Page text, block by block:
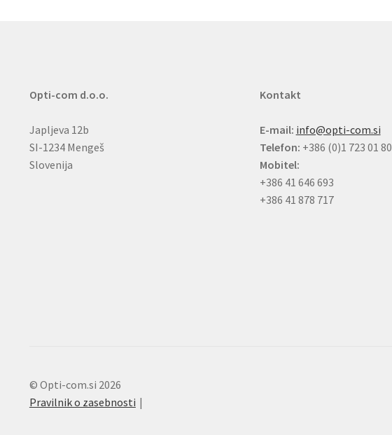
Opti-com d.o.o.
Japljeva 12b
SI-1234 Mengeš
Slovenija
Kontakt
E-mail: info@opti-com.si
Telefon: +386 (0)1 723 01 80
Mobitel:
+386 41 646 693
+386 41 878 717
© Opti-com.si 2026
Pravilnik o zasebnosti